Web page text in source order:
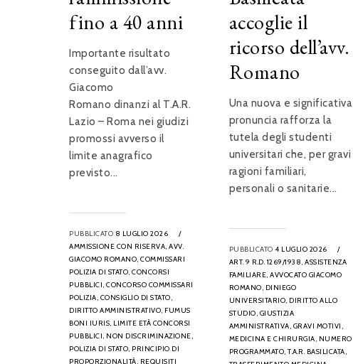
fino a 40 anni
Importante risultato
conseguito dall’avv.
Giacomo
Romano dinanzi al T.A.R.
Lazio – Roma nei giudizi
promossi avverso il
limite anagrafico
previsto...
PUBBLICATO 8 LUGLIO 2026
/
AMMISSIONE CON RISERVA, AVV.
GIACOMO ROMANO, COMMISSARI
POLIZIA DI STATO, CONCORSI
PUBBLICI, CONCORSO COMMISSARI
POLIZIA, CONSIGLIO DI STATO,
DIRITTO AMMINISTRATIVO, FUMUS
BONI IURIS, LIMITE ETÀ CONCORSI
PUBBLICI, NON DISCRIMINAZIONE,
POLIZIA DI STATO, PRINCIPIO DI
PROPORZIONALITÀ, REQUISITI
accoglie il
ricorso dell’avv.
Romano
Una nuova e significativa
pronuncia rafforza la
tutela degli studenti
universitari che, per gravi
ragioni familiari,
personali o sanitarie...
PUBBLICATO4 LUGLIO 2026
/
ART. 9 R.D. 1269/1938, ASSISTENZA
FAMILIARE, AVVOCATO GIACOMO
ROMANO, DINIEGO
UNIVERSITARIO, DIRITTO ALLO
STUDIO, GIUSTIZIA
AMMINISTRATIVA, GRAVI MOTIVI,
MEDICINA E CHIRURGIA, NUMERO
PROGRAMMATO, T.A.R. BASILICATA,